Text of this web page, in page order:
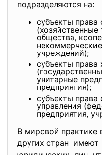
подразделяются на:
субъекты права
общества,
учреждений);
субъекты права
унитарные
предприятия);
субъекты права
управления
предприятия,
В мировой практике
других стран имеют